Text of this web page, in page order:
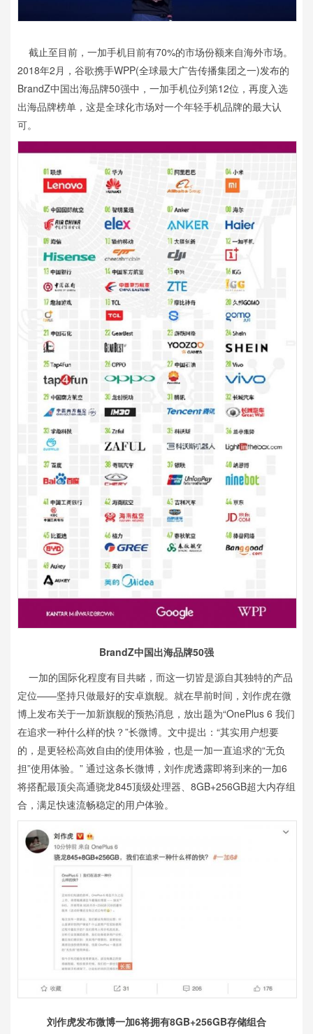
截止至目前，一加手机目前有70%的市场份额来自海外市场。
2018年2月，谷歌携手WPP(全球最大广告传播集团之一)发布的
BrandZ中国出海品牌50强中，一加手机位列第12位，再度入选
出海品牌榜单，这是全球化市场对一个年轻手机品牌的最大认
可。
BrandZ中国出海品牌50强
一加的国际化程度有目共睹，而这一切皆是源自其独特的产品
定位——坚持只做最好的安卓旗舰。就在早前时间，刘作虎在微
博上发布关于一加新旗舰的预热消息，放出题为“OnePlus 6 我们
在追求一种什么样的快？”长微博。文中提出：“其实用户想要
的，是更轻松高效自由的使用体验，也是一加一直追求的“无负
担”使用体验。” 通过这条长微博，刘作虎透露即将到来的一加6
将搭配最顶尖高通骁龙845顶级处理器、8GB+256GB超大内存组
合，满足快速流畅稳定的用户体验。
刘作虎发布微博一加6将拥有8GB+256GB存储组合